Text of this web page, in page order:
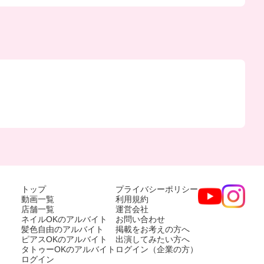
トップ
動画一覧
店舗一覧
ネイルOKのアルバイト
髪色自由のアルバイト
ピアスOKのアルバイト
タトゥーOKのアルバイト
ログイン
プライバシーポリシー
利用規約
運営会社
お問い合わせ
掲載をお考えの方へ
出演してみたい方へ
ログイン（企業の方）